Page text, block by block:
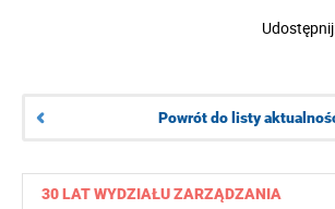
30 LAT WYDZIAŁU ZARZĄDZANIA
Powrót do listy